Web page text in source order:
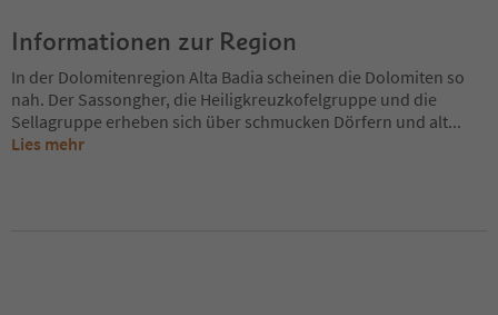
Informationen zur Region
In der Dolomitenregion Alta Badia scheinen die Dolomiten so
nah. Der Sassongher, die Heiligkreuzkofelgruppe und die
Sellagruppe erheben sich über schmucken Dörfern und alt...
Lies mehr